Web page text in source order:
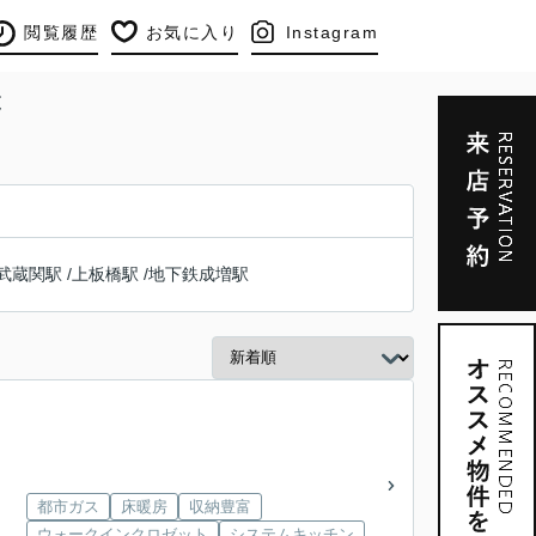
閲覧履歴 お気に入り Instagram
蔵関駅 / 上板橋駅 /地下鉄成増駅
都市ガス 床暖房
収納豊富